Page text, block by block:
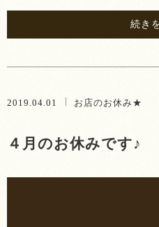
続き
2019.04.01 お店のお休み★
４月のお休みです♪